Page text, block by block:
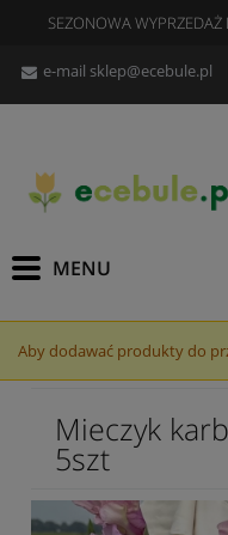
SEZONOWA WYPRZEDAŻ
e-mail sklep@ecebule.pl
Aby dodawać produkty do
Mieczyk
5szt